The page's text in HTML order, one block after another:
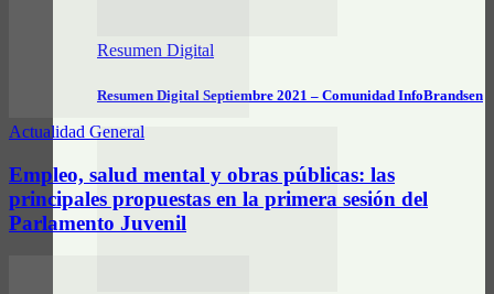
Resumen Digital
Resumen Digital Septiembre 2021 – Comunidad InfoBrandsen
Actualidad General
Empleo, salud mental y obras públicas: las
principales propuestas en la primera sesión del
Parlamento Juvenil